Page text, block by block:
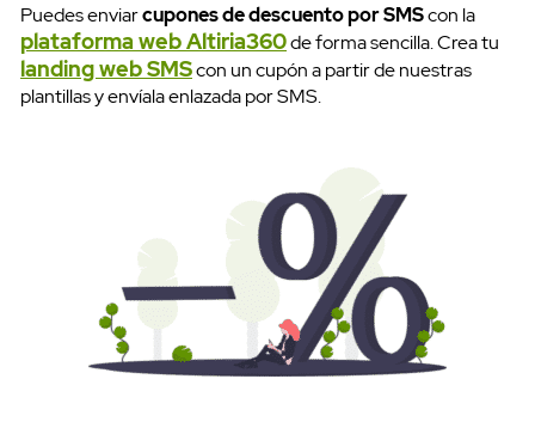
Puedes enviarcupones de descuento por SMScon la
plataforma web Altiria360de forma sencilla. Crea tu
landing web SMScon un cupón a partir de nuestras
plantillas y envíala enlazada por SMS.